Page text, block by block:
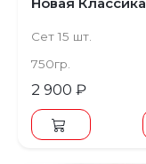
Сет 15 шт.
750гр.
2 900 ₽